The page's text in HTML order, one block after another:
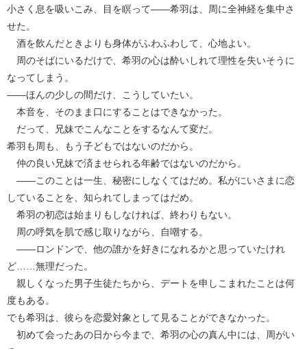
小さく息を吸いこみ、目を瞑って――希羽は、周に全神経を集中さ
せた。
酒を飲んだときよりも身体がふわふわして、心地よい。
周のそばにいるだけで、希羽の心は酔いしれて理性を失いそうに
なってしまう。
――ほんの少しの間だけ、こうしていたい。
本音を、そのまま口にすることはできなかった。
だって、兄妹でこんなことをするなんて変だ。
希羽も周も、もう子どもではないのだから。
仲の良い兄妹で済ませられる年齢ではないのだから。
――このことは一生、秘密にしなくてはだめ。私がにいさまに恋
していることを、知られてしまってはだめ。
希羽の初恋は始まりもしなければ、終わりもない。
周の呼気を肌で感じ取りながら、自嘲する。
――ロンドンで、他の誰かを好きになれるかと思っていたけれ
ど……無理だった。
親しくなった男子生徒たちから、デートを申しこまれたことは何
度もある。
でも希羽は、彼らを恋愛対象として見ることができなかった。
初めて会ったあの日から今まで、希羽の心の真ん中には、周がい